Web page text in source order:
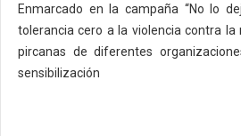
Enmarcado en la campaña “No lo
tolerancia cero a la violencia contra
pircanas de diferentes
sensibilización